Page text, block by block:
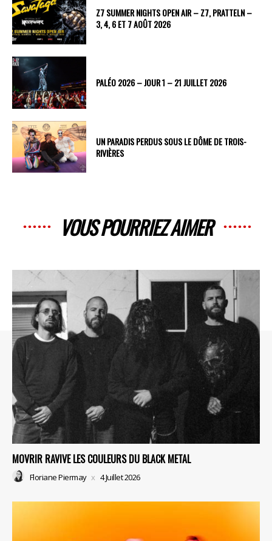
Z7 SUMMER NIGHTS OPEN AIR – Z7, PRATTELN –
3, 4, 6 ET 7 AOÛT 2026
PALÉO 2026 – JOUR 1 – 21 JUILLET 2026
UN PARADIS PERDUS SOUS LE DÔME DE TROIS-
RIVIÈRES
VOUS POURRIEZ AIMER
MOVRIR RAVIVE LES COULEURS DU BLACK METAL
Floriane Piermay 4 Juillet 2026